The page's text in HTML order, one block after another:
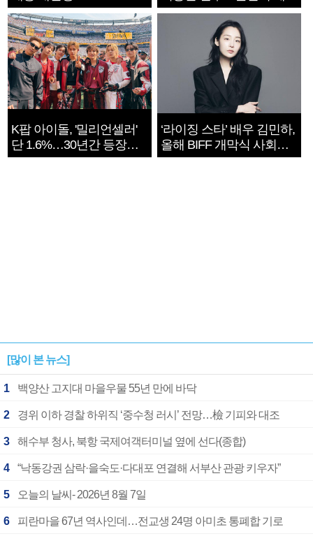
지는 ‘전쟁 속죄’
K팝 아이돌, '밀리언셀러'
단 1.6%…30년간 등장
1182개팀 전수조사
‘라이징 스타’ 배우 김민하,
올해 BIFF 개막식 사회자
확정
[많이 본 뉴스]
1 백양산 고지대 마을우물 55년 만에 바닥
2 경위 이하 경찰 하위직 ‘중수청 러시’ 전망…檢 기피와 대조
3 해수부 청사, 북항 국제여객터미널 옆에 선다(종합)
4 “낙동강권 삼락·을숙도·다대포 연결해 서부산 관광 키우자”
5 오늘의 날씨- 2026년 8월 7일
6 피란마을 67년 역사인데…전교생 24명 아미초 통폐합 기로